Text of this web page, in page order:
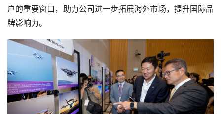
户的重要窗口，助力公司进一步拓展海外市场，提升国际品
牌影响力。